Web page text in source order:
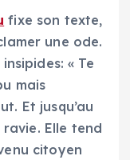
fixe son texte,
une ode.
« Te
mais
Et jusqu’au
Elle tend
citoyen